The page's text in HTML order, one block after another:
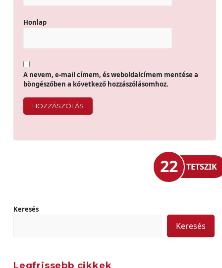
Honlap
A nevem, e-mail címem, és weboldalcímem mentése a
böngészőben a következő hozzászólásomhoz.
22 TETSZIK
Keresés
Keresés
Legfrissebb cikkek